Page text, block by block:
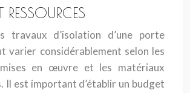
RESSOURCES
travaux d’isolation d’une porte
varier considérablement selon les
en œuvre et les matériaux
Il est important d’établir un budget